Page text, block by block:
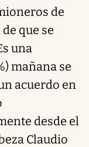
de
que se
una
mañana se
acuerdo en
desde el
Claudio